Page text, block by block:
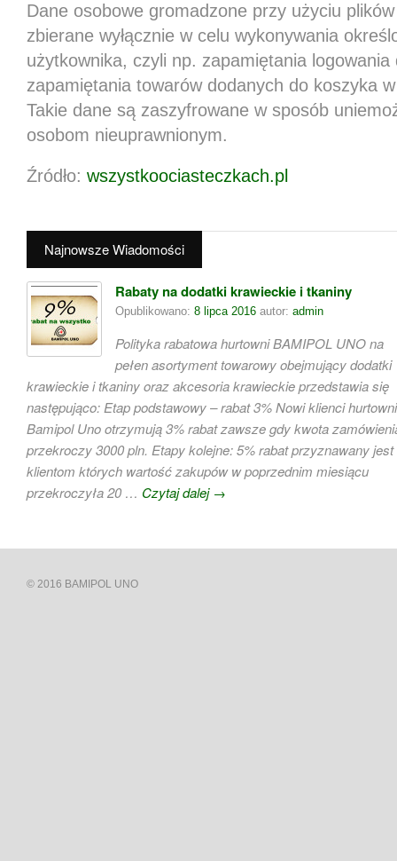
Dane osobowe gromadzone przy użyciu
zbierane wyłącznie w celu wykonywania
użytkownika, czyli np. zapamiętania logowania
zapamiętania towarów dodanych do koszyka
Takie dane są zaszyfrowane w sposób
osobom nieuprawnionym.
Źródło: wszystkoociasteczkach.pl
Najnowsze Wiadomości
Rabaty na dodatki krawieckie i tkaniny
Opublikowano: 8 lipca 2016 autor: admin
Polityka rabatowa hurtowni BAMIPOL UNO na
pełen asortyment towarowy obejmujący dodatki
krawieckie i tkaniny oraz akcesoria krawieckie przedstawia się
następująco: Etap podstawowy – rabat 3% Nowi klienci hurtowni
Bamipol Uno otrzymują 3% rabat zawsze gdy kwota
przekroczy 3000 pln. Etapy kolejne: 5% rabat przyznawany jest
klientom których wartość zakupów w poprzednim miesiącu
przekroczyła 20 … Czytaj dalej →
© 2016 BAMIPOL UNO